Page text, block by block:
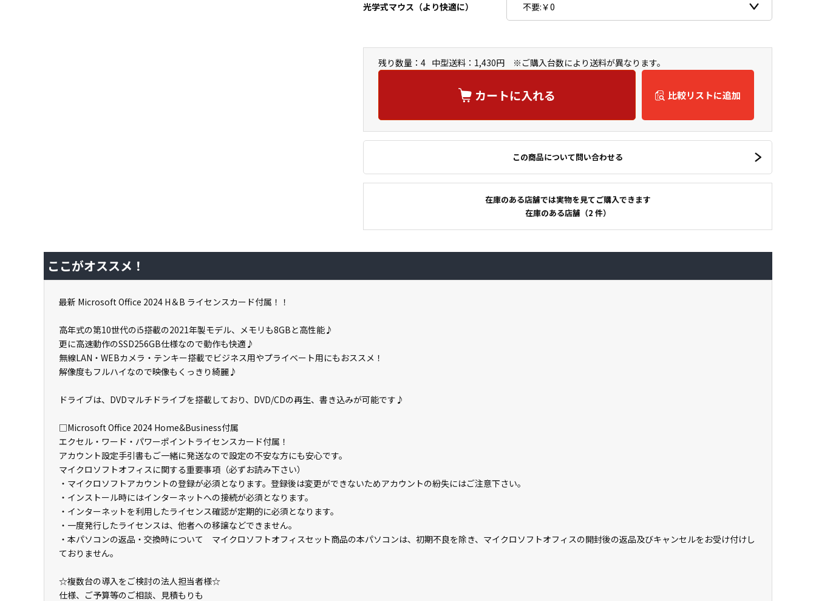
光学式マウス（より快適に）
残り数量：4 中型送料：1,430円 ※ご購入台数により送料が異なります。
カートに入れる 比較リストに追加
この商品について問い合わせる
在庫のある店舗では実物を見てご購入できます
在庫のある店舗（2 件）
ここがオススメ！
最新 Microsoft Office 2024 H＆B ライセンスカード付属！！
高年式の第10世代のi5搭載の2021年製モデル、メモリも8GBと高性能♪
更に高速動作のSSD256GB仕様なので動作も快適♪
無線LAN・WEBカメラ・テンキー搭載でビジネス用やプライベート用にもおススメ！
解像度もフルハイなので映像もくっきり綺麗♪
ドライブは、DVDマルチドライブを搭載しており、DVD/CDの再生、書き込みが可能です♪
□Microsoft Office 2024 Home&Business付属
エクセル・ワード・パワーポイントライセンスカード付属！
アカウント設定手引書もご一緒に発送なので設定の不安な方にも安心です。
マイクロソフトオフィスに関する重要事項（必ずお読み下さい）
・マイクロソフトアカウントの登録が必須となります。登録後は変更ができないためアカウントの紛失にはご注意下さい。
・インストール時にはインターネットへの接続が必須となります。
・インターネットを利用したライセンス確認が定期的に必須となります。
・一度発行したライセンスは、他者への移譲などできません。
・本パソコンの返品・交換時について マイクロソフトオフィスセット商品の本パソコンは、初期不良を除き、マイクロソフトオフィスの開封後の返品及びキャンセルをお受け付けし
ておりません。
☆複数台の導入をご検討の法人担当者様☆
仕様、ご予算等のご相談、見積もりも